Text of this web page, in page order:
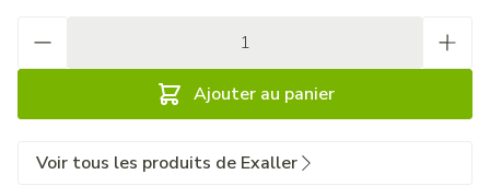
Ajouter au panier
Voir tous les produits de Exaller